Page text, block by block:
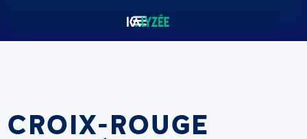
CROIX-ROUGE